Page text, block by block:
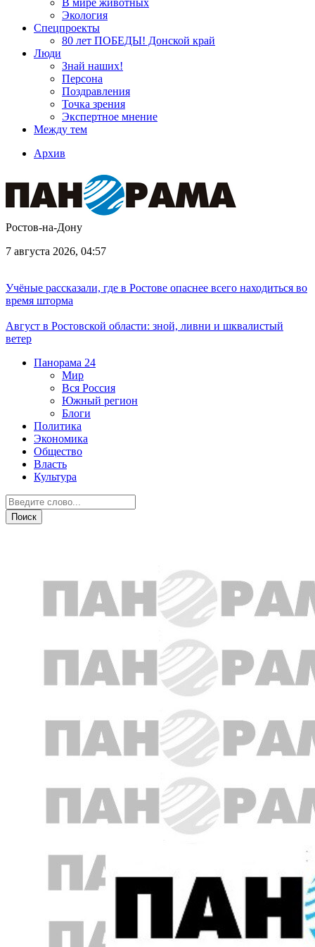
В мире животных
Экология
Спецпроекты
80 лет ПОБЕДЫ! Донской край
Люди
Знай наших!
Персона
Поздравления
Точка зрения
Экспертное мнение
Между тем
Архив
Ростов-на-Дону
7 августа 2026, 04:57
Учёные рассказали, где в Ростове опаснее всего находиться во
время шторма
Август в Ростовской области: зной, ливни и шквалистый
ветер
Панорама 24
Мир
Вся Россия
Южный регион
Блоги
Политика
Экономика
Общество
Власть
Культура